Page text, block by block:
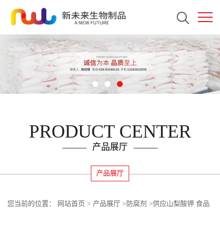
PRODUCT CENTER
产品展厅
产品展厅
您当前的位置： 网站首页 > 产品展厅 > 防腐剂 >供应山梨酸钾 食品